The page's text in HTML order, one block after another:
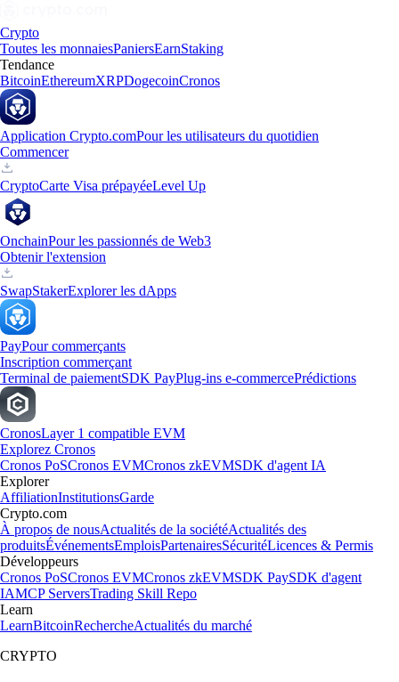
Crypto
Toutes les monnaiesPaniersEarnStaking
Tendance
BitcoinEthereumXRPDogecoinCronos
Application Crypto.comPour les utilisateurs du quotidien
Commencer
CryptoCarte Visa prépayéeLevel Up
OnchainPour les passionnés de Web3
Obtenir l'extension
SwapStakerExplorer les dApps
PayPour commerçants
Inscription commerçant
Terminal de paiementSDK PayPlug-ins e-commercePrédictions
CronosLayer 1 compatible EVM
Explorez Cronos
Cronos PoSCronos EVMCronos zkEVMSDK d'agent IA
Explorer
AffiliationInstitutionsGarde
Crypto.com
À propos de nousActualités de la sociétéActualités des
produitsÉvénementsEmploisPartenairesSécuritéLicences & Permis
Développeurs
Cronos PoSCronos EVMCronos zkEVMSDK PaySDK d'agent
IAMCP ServersTrading Skill Repo
Learn
LearnBitcoinRechercheActualités du marché
CRYPTO